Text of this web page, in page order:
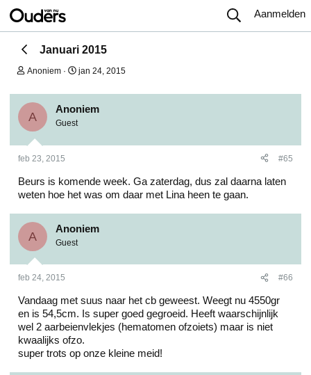
Aanmelden
Januari 2015
O
d
e
r
p
t
a
t
e
Anoniem
S
a
d
t
jan 24, 2015
A
Anoniem
Guest
feb 23, 2015 #65
Beurs is komende week. Ga zaterdag, dus zal daarna laten
weten hoe het was om daar met Lina heen te gaan.
A
Anoniem
Guest
feb 24, 2015 #66
Vandaag met suus naar het cb geweest. Weegt nu 4550gr
en is 54,5cm. Is super goed gegroeid. Heeft waarschijnlijk
wel 2 aarbeienvlekjes (hematomen ofzoiets) maar is niet
kwaalijks ofzo.
super trots op onze kleine meid!